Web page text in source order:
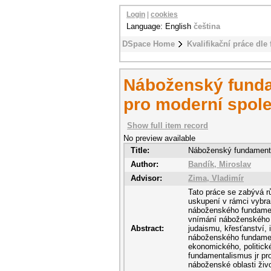
DSpace Home Kvalifikační práce dle
Login cookies
Language: English čeština
Náboženský
pro moderní
Show full item record
No preview available
Title:
Náboženský
Author:
Bandík, Miroslav
Advisor:
Zima, Vladimír
Abstract:
Tato práce se zabývá
uskupení v rámci
náboženského
vnímání
judaismu, křesťanství,
náboženského
ekonomického,
fundamentalismus jr
náboženské oblasti